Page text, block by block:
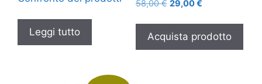
Leggi tutto
58,00€ Il
originale
era:
58,00 €.
29,00€Il
attuale
è:
29,00 €.
Acquista prodotto